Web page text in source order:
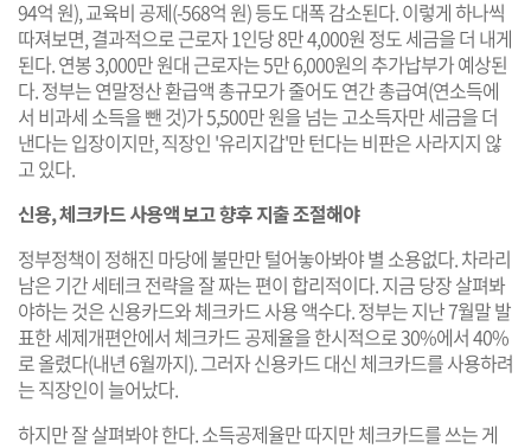
94억 원), 교육비 공제(-568억 원) 등도 대폭 감소된다. 이렇게 하나씩
따져보면, 결과적으로 근로자 1인당 8만 4,000원 정도 세금을 더 내게
된다. 연봉 3,000만 원대 근로자는 5만 6,000원의 추가납부가 예상된
다. 정부는 연말정산 환급액 총규모가 줄어도 연간 총급여(연소득에
서 비과세 소득을 뺀 것)가 5,500만 원을 넘는 고소득자만 세금을 더
낸다는 입장이지만, 직장인 '유리지갑'만 턴다는 비판은 사라지지 않
고 있다.
신용, 체크카드 사용액 보고 향후 지출 조절해야
정부정책이 정해진 마당에 불만만 털어놓아봐야 별 소용없다. 차라리
남은 기간 세테크 전략을 잘 짜는 편이 합리적이다. 지금 당장 살펴봐
야하는 것은 신용카드와 체크카드 사용 액수다. 정부는 지난 7월말 발
표한 세제개편안에서 체크카드 공제율을 한시적으로 30%에서 40%
로 올렸다(내년 6월까지). 그러자 신용카드 대신 체크카드를 사용하려
는 직장인이 늘어났다.
하지만 잘 살펴봐야 한다. 소득공제율만 따지만 체크카드를 쓰는 게